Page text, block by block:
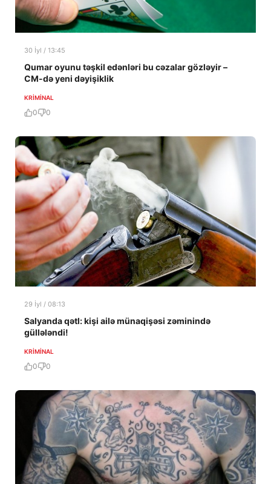
30 İyl / 13:45
Qumar oyunu təşkil edənləri bu cəzalar gözləyir –
CM-də yeni dəyişiklik
KRIMINAL
0 0
29 İyl / 08:13
Salyanda qətl: kişi ailə münaqişəsi zəminində
güllələndi!
KRIMINAL
0 0